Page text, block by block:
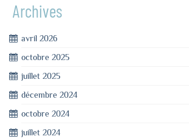
Archives
avril 2026
octobre 2025
juillet 2025
décembre 2024
octobre 2024
juillet 2024